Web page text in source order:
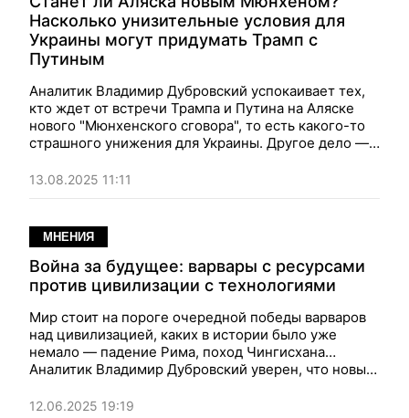
Насколько унизительные условия для
Украины могут придумать Трамп с
Путиным
Аналитик Владимир Дубровский успокаивает тех,
кто ждет от встречи Трампа и Путина на Аляске
нового "Мюнхенского сговора", то есть какого-то
страшного унижения для Украины. Другое дело —
акции.
13.08.2025 11:11
МНЕНИЯ
Война за будущее: варвары с ресурсами
против цивилизации с технологиями
Мир стоит на пороге очередной победы варваров
над цивилизацией, каких в истории было уже
немало — падение Рима, поход Чингисхана…
Аналитик Владимир Дубровский уверен, что новых
победить, если современная цивилизация не
12.06.2025 19:19